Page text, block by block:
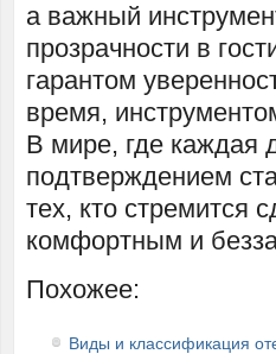
а важный
прозрачности в
гарантом
время,
В мире, где каждая
подтверждением
тех, кто стремится
комфортным и
Похожее:
Виды и классификация